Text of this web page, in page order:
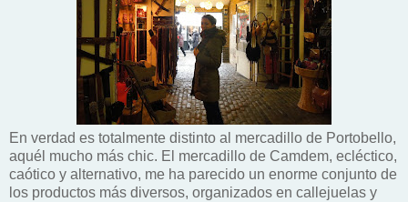
En verdad es totalmente distinto al mercadillo de Portobello,
aquél mucho más chic. El mercadillo de Camdem, ecléctico,
caótico y alternativo, me ha parecido un enorme conjunto de
los productos más diversos, organizados en callejuelas y